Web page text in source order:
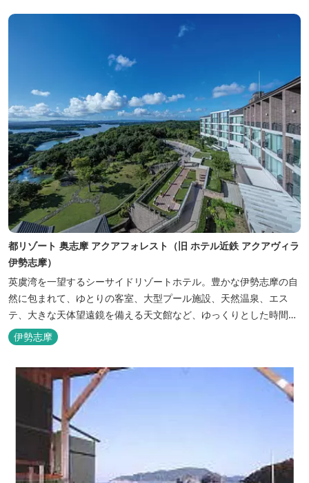
都リゾート 奥志摩 アクアフォレスト（旧 ホテル近鉄 アクアヴィラ
伊勢志摩）
英虞湾を一望するシーサイドリゾートホテル。豊かな伊勢志摩の自
然に包まれて、ゆとりの客室、大型プール施設、天然温泉、エス
テ、大きな天体望遠鏡を備える天文館など、ゆっくりとした時間を
楽しみながら過ごすことができます。 屋内プール：通年 屋外プー
ル：2025年7月19日（土）～8月31日（日）
伊勢志摩